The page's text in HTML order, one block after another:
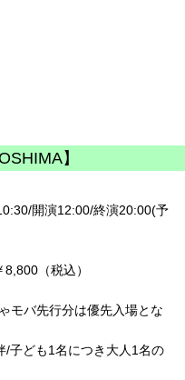
】
開演12:00/終演20:00(予
（税込）
モバ先行分は優先入場とな
子ども1名につき大人1名の